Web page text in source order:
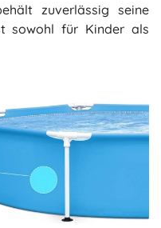
zuverlässig seine
sowohl für Kinder als